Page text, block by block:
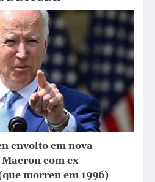
envolto em nova
com ex-
morreu em 1996)